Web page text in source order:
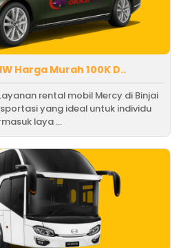
Harga Murah 100K D..
rental mobil Mercy di Binjai
yang ideal untuk individu
laya ...